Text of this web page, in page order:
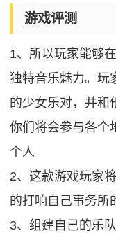
游戏评测
1、所以玩家能够
独特音乐魅力。玩
的少女乐对，并和
你们将会参与各个
个人
2、这款游戏玩家
的打响自己事务所
3、组建自己的乐